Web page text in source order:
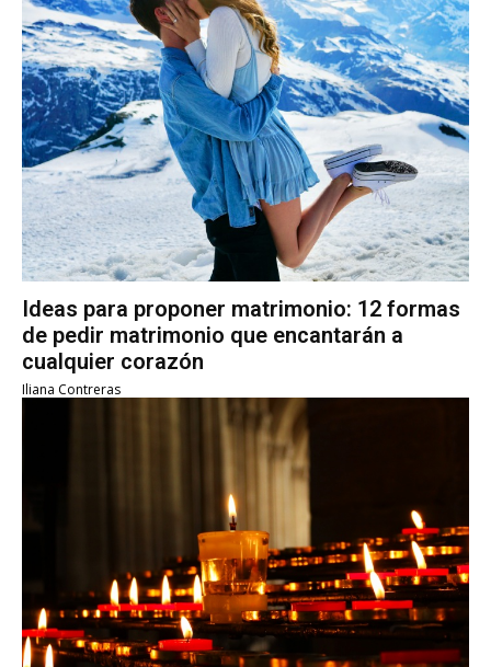
Ideas para proponer matrimonio: 12 formas
de pedir matrimonio que encantarán a
cualquier corazón
Iliana Contreras